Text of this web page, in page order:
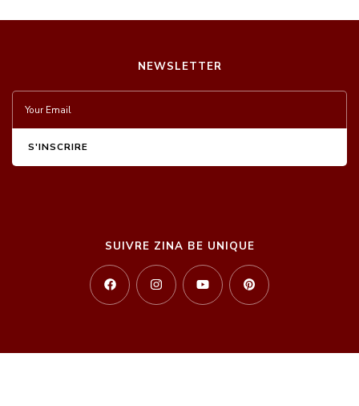
NEWSLETTER
SUIVRE ZINA BE UNIQUE